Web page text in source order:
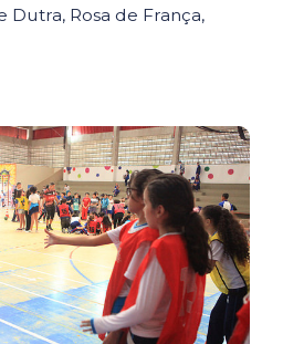
Dutra, Rosa de França,